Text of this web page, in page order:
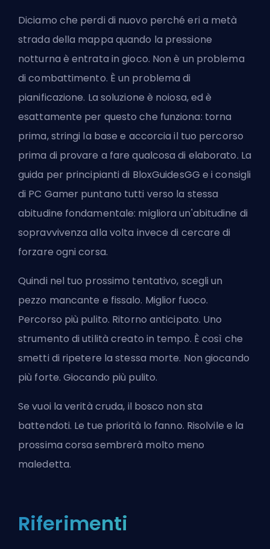
Diciamo che perdi di nuovo perché eri a metà
strada della mappa quando la pressione
notturna è entrata in gioco. Non è un problema
di combattimento. È un problema di
pianificazione. La soluzione è noiosa, ed è
esattamente per questo che funziona: torna
prima, stringi la base e accorcia il tuo percorso
prima di provare a fare qualcosa di elaborato. La
guida per principianti di BloxGuidesGG e i consigli
di PC Gamer puntano tutti verso la stessa
abitudine fondamentale: migliora un'abitudine di
sopravvivenza alla volta invece di cercare di
forzare ogni corsa.
Quindi nel tuo prossimo tentativo, scegli un
pezzo mancante e fissalo. Miglior fuoco.
Percorso più pulito. Ritorno anticipato. Uno
strumento di utilità creato in tempo. È così che
smetti di ripetere la stessa morte. Non giocando
più forte. Giocando più pulito.
Se vuoi la verità cruda, il bosco non sta
battendoti. Le tue priorità lo fanno. Risolvile e la
prossima corsa sembrerà molto meno
maledetta.
Riferimenti